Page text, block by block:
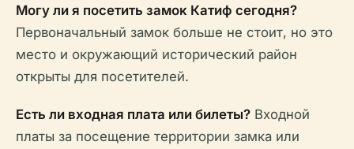
Могу ли я посетить замок Катиф сегодня?
Первоначальный замок больше не стоит, но это
место и окружающий исторический район
открыты для посетителей.
Есть ли входная плата или билеты? Входной
платы за посещение территории замка или